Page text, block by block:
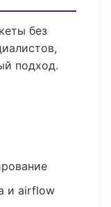
без
подход.
и airflow